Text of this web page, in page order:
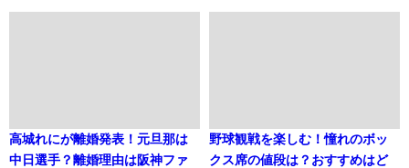
高城れにが離婚発表！元旦那は
中日選手？離婚理由は阪神ファ
野球観戦を楽しむ！憧れのボッ
クス席の値段は？おすすめはど